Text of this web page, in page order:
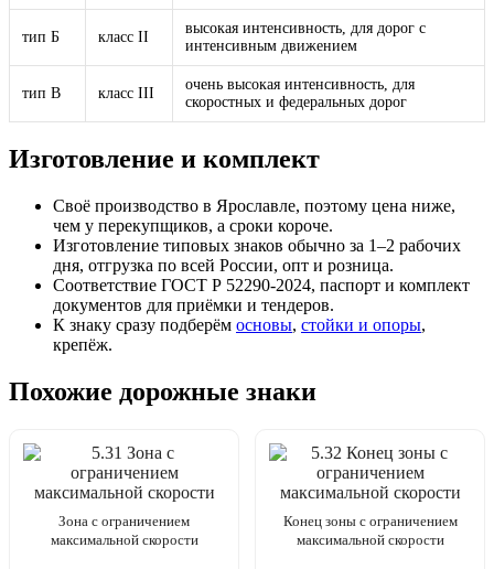
тип Б класс II
высокая интенсивность, для дорог с
интенсивным движением
тип В класс III
очень высокая интенсивность, для
скоростных и федеральных дорог
Изготовление и комплект
Своё производство в Ярославле, поэтому цена ниже,
чем у перекупщиков, а сроки короче.
Изготовление типовых знаков обычно за 1–2 рабочих
дня, отгрузка по всей России, опт и розница.
Соответствие ГОСТ Р 52290-2024, паспорт и комплект
документов для приёмки и тендеров.
К знаку сразу подберём основы, стойки и опоры,
крепёж.
Похожие дорожные знаки
Зона с ограничением
максимальной скорости
Конец зоны с ограничением
максимальной скорости